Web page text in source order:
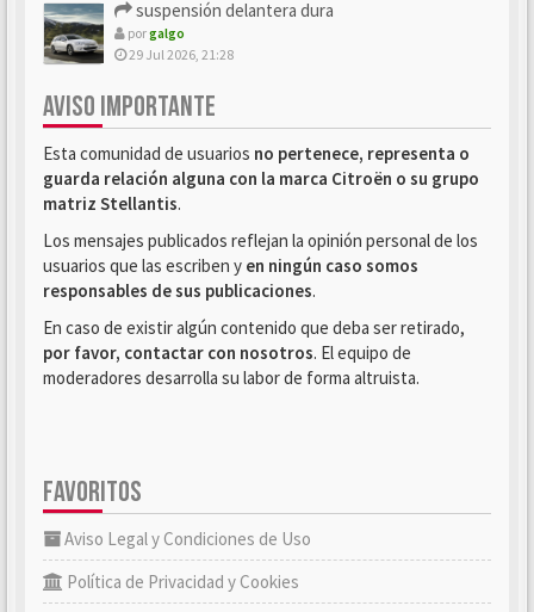
suspensión delantera dura
porgalgo
29 Jul 2026, 21:28
AVISO IMPORTANTE
Esta comunidad de usuarios no pertenece, representa o
guarda relación alguna con la marca Citroën o su grupo
matriz Stellantis.
Los mensajes publicados reflejan la opinión personal de los
usuarios que las escriben y en ningún caso somos
responsables de sus publicaciones.
En caso de existir algún contenido que deba ser retirado,
por favor, contactar con nosotros. El equipo de
moderadores desarrolla su labor de forma altruista.
FAVORITOS
Aviso Legal y Condiciones de Uso
Política de Privacidad y Cookies